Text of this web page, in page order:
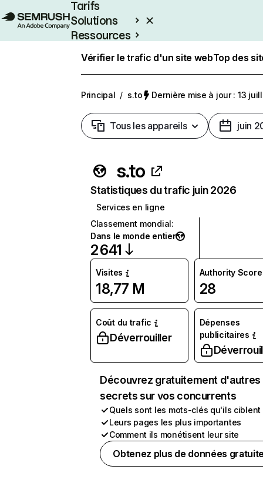
Tarifs
Solutions
Ressources
Vérifier le trafic d'un site webTop des
Principal / s.to Dernière mise à jour : 13
Tous les appareils juin
s.to
Statistiques du trafic juin 2026
Services en ligne
Classement mondial:
Dans le monde entier
2 641
Visites
18,77 M
Authority Score
28
Coût du trafic
Déverrouiller
Dépenses
publicitaires
Découvrez gratuitement d'autres
secrets sur vos concurrents
Quels sont les mots-clés qu'ils ciblent
Leurs pages les plus importantes
Comment ils monétisent leur site
Obtenez plus de données